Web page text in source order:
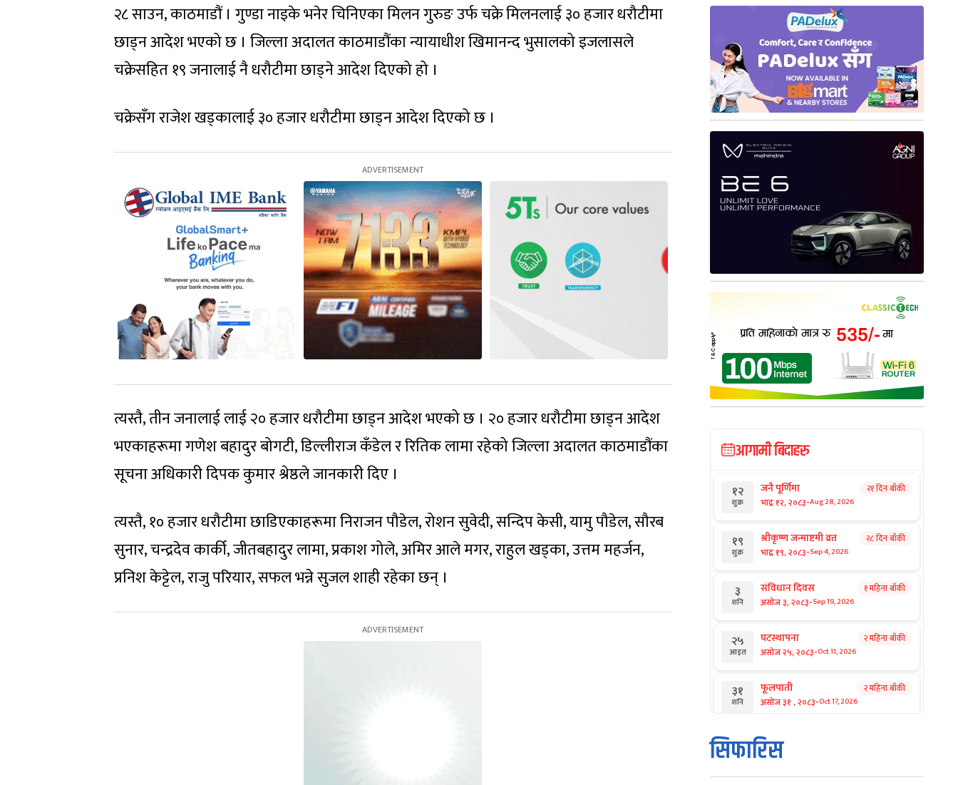
२८ साउन, काठमाडौं । गुण्डा नाइके भनेर चिनिएका मिलन गुरुङ उर्फ चक्रे मिलनलाई ३० हजार धरौटीमा
छाड्न आदेश भएको छ । जिल्ला अदालत काठमाडौंका न्यायाधीश खिमानन्द भुसालको इजलासले
चक्रेसहित १९ जनालाई नै धरौटीमा छाड्ने आदेश दिएको हो ।
चक्रेसँग राजेश खड्कालाई ३० हजार धरौटीमा छाड्न आदेश दिएको छ ।
त्यस्तै, तीन जनालाई लाई २० हजार धरौटीमा छाड्न आदेश भएको छ । २० हजार धरौटीमा छाड्न आदेश
भएकाहरूमा गणेश बहादुर बोगटी, डिल्लीराज कँडेल र रितिक लामा रहेको जिल्ला अदालत काठमाडौंका
सूचना अधिकारी दिपक कुमार श्रेष्ठले जानकारी दिए ।
त्यस्तै, १० हजार धरौटीमा छाडिएकाहरूमा निराजन पौडेल, रोशन सुवेदी, सन्दिप केसी, यामु पौडेल, सौरब
सुनार, चन्द्रदेव कार्की, जीतबहादुर लामा, प्रकाश गोले, अमिर आले मगर, राहुल खड्का, उत्तम महर्जन,
प्रनिश केट्टेल, राजु परियार, सफल भन्ने सुजल शाही रहेका छन् ।
आगामी बिदाहरु
१२
शुक्र
जनै पूर्णिमा
भाद्र १२, २०८३-Aug 28, 2026
२१ दिन बाँकी
१९
शुक्र
श्रीकृष्ण जन्माष्टमी व्रत
भाद्र १९, २०८३-Sep 4, 2026
२८ दिन बाँकी
३
शनि
संविधान दिवस
असोज ३, २०८३-Sep 19, 2026
१ महिना बाँकी
२५
आइत
घटस्थापना
असोज २५, २०८३-Oct 11, 2026
२ महिना बाँकी
३१
शनि
फूलपाती
असोज ३१ , २०८३-Oct 17, 2026
२ महिना बाँकी
१
आइत
कार्तिक सङ्क्रान्ति
कार्तिक १, २०८३
सिफारिस